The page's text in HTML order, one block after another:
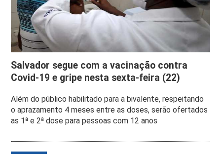
Salvador segue com a vacinação contra
Covid-19 e gripe nesta sexta-feira (22)
Além do público habilitado para a bivalente, respeitando
o aprazamento 4 meses entre as doses, serão ofertados
as 1ª e 2ª dose para pessoas com 12 anos